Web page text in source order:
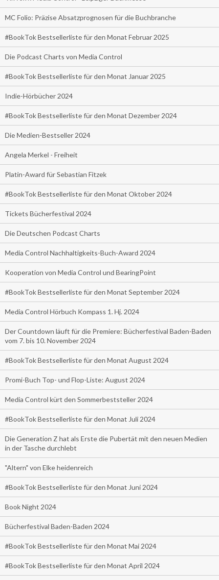
MC Folio: Präzise Absatzprognosen für die Buchbranche
#BookTok Bestsellerliste für den Monat Februar 2025
Die Podcast Charts von Media Control
#BookTok Bestsellerliste für den Monat Januar 2025
Indie-Hörbücher 2024
#BookTok Bestsellerliste für den Monat Dezember 2024
Die Medien-Bestseller 2024
Angela Merkel - Freiheit
Platin-Award für Sebastian Fitzek
#BookTok Bestsellerliste für den Monat Oktober 2024
Tickets Bücherfestival 2024
Die Deutschen Podcast Charts
Media Control Nachhaltigkeits-Buch-Award 2024
Kooperation von Media Control und BearingPoint
#BookTok Bestsellerliste für den Monat September 2024
Media Control Hörbuch Kompass 1. Hj. 2024
Der Countdown läuft für die Premiere: Bücherfestival Baden-Baden
vom 7. bis 10. November 2024
#BookTok Bestsellerliste für den Monat August 2024
Promi-Buch Top- und Flop-Liste: August 2024
Media Control kürt den Sommerbeststeller 2024
#BookTok Bestsellerliste für den Monat Juli 2024
Die Generation Z hat als Erste die Pubertät mit den neuen Medien
in der Tasche durchlebt
"Altern" von Elke heidenreich
#BookTok Bestsellerliste für den Monat Juni 2024
Book Night 2024
Bücherfestival Baden-Baden 2024
#BookTok Bestsellerliste für den Monat Mai 2024
#BookTok Bestsellerliste für den Monat April 2024